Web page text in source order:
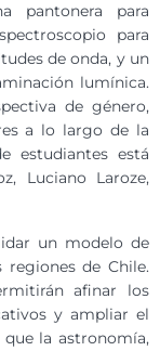
pantonera para
para
de onda, y un
lumínica.
de género,
a lo largo de la
estudiantes está
Luciano Laroze,
un modelo de
de Chile.
afinar los
y ampliar el
la astronomía,